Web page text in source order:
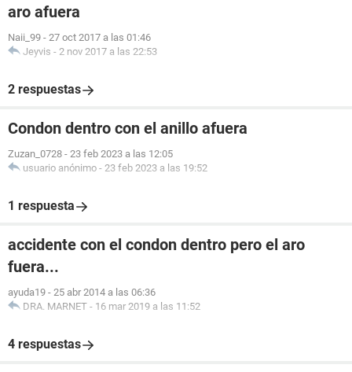
aro afuera
Naii_99 - 27 oct 2017 a las 01:46
Jeyvis - 2 nov 2017 a las 22:53
2 respuestas
Condon dentro con el anillo afuera
Zuzan_0728 - 23 feb 2023 a las 12:05
usuario anónimo - 23 feb 2023 a las 19:52
1 respuesta
accidente con el condon dentro pero el aro
fuera...
ayuda19 - 25 abr 2014 a las 06:36
DRA. MARNET - 16 mar 2019 a las 11:52
4 respuestas